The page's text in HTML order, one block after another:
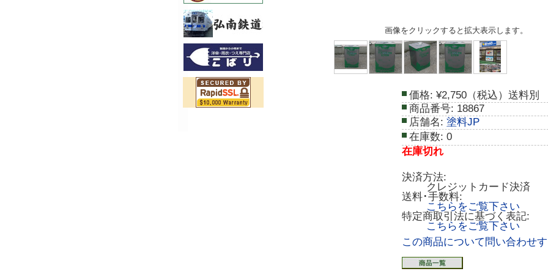
画像をクリックすると拡大表示します。
価格: ¥2,750（税込）送料別
商品番号: 18867
店舗名: 塗料JP
在庫数: 0
在庫切れ
決済方法:
クレジットカード決済
送料･手数料:
こちらをご覧下さい
特定商取引法に基づく表記:
こちらをご覧下さい
この商品について問い合わせ